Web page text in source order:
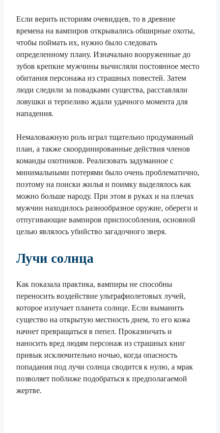
Если верить историям очевидцев, то в древние
времена на вампиров открывались обширные охоты,
чтобы поймать их, нужно было следовать
определенному плану. Изначально вооруженные до
зубов крепкие мужчины вычисляли постоянное место
обитания персонажа из страшных повестей. Затем
люди следили за повадками существа, расставляли
ловушки и терпеливо ждали удачного момента для
нападения.
Немаловажную роль играл тщательно продуманный
план, а также скоординированные действия членов
команды охотников. Реализовать задуманное с
минимальными потерями было очень проблематично,
поэтому на поиски жилья и поимку выделялось как
можно больше народу. При этом в руках и на плечах
мужчин находилось разнообразное оружие, обереги и
отпугивающие вампиров приспособления, основной
целью являлось убийство загадочного зверя.
Лучи солнца
Как показала практика, вампиры не способны
переносить воздействие ультрафиолетовых лучей,
которое излучает планета солнце. Если выманить
существо на открытую местность днем, то его кожа
начнет превращаться в пепел. Проказничать и
наносить вред людям персонаж из страшных книг
привык исключительно ночью, когда опасность
попадания под лучи солнца сводится к нулю, а мрак
позволяет поближе подобраться к предполагаемой
жертве.